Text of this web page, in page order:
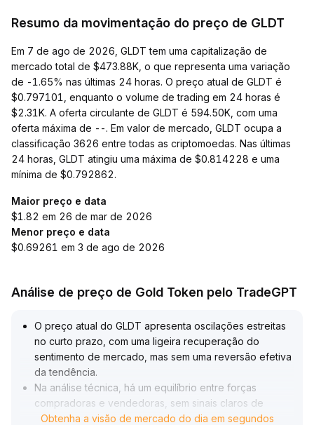
Resumo da movimentação do preço de GLDT
Em 7 de ago de 2026, GLDT tem uma capitalização de
mercado total de $473.88K, o que representa uma variação
de -1.65% nas últimas 24 horas. O preço atual de GLDT é
$0.797101, enquanto o volume de trading em 24 horas é
$2.31K. A oferta circulante de GLDT é 594.50K, com uma
oferta máxima de --. Em valor de mercado, GLDT ocupa a
classificação 3626 entre todas as criptomoedas. Nas últimas
24 horas, GLDT atingiu uma máxima de $0.814228 e uma
mínima de $0.792862.
Maior preço e data
$1.82 em 26 de mar de 2026
Menor preço e data
$0.69261 em 3 de ago de 2026
Análise de preço de Gold Token pelo TradeGPT
O preço atual do GLDT apresenta oscilações estreitas
no curto prazo, com uma ligeira recuperação do
sentimento de mercado, mas sem uma reversão efetiva
da tendência.
Na análise técnica, há um equilíbrio entre forças
compradoras e vendedoras, sem sinais claros de
direção.
Obtenha a visão de mercado do dia em segundos